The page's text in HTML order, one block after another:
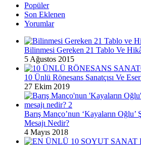
Popüler
Son Eklenen
Yorumlar
Bilinmesi Gereken 21 Tablo Ve
5 Ağustos 2015
10 Ünlü Rönesans Sanatçısı Ve
27 Ekim 2019
Barış Manço’nun ‘Kayaların Oğlu’
Mesajı Nedir?
4 Mayıs 2018